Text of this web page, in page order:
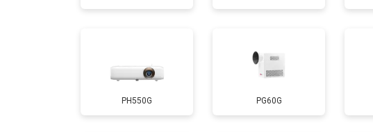
Замена блока розжига
PH550G PG60G